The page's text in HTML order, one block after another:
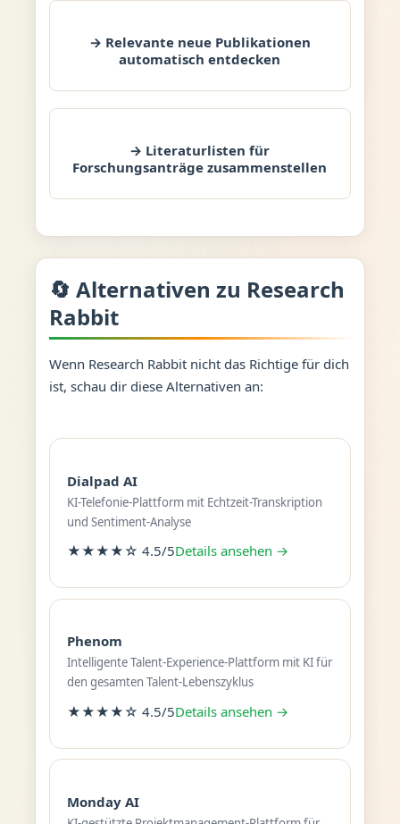
→ Relevante neue Publikationen
automatisch entdecken
→ Literaturlisten für
Forschungsanträge zusammenstellen
🔄 Alternativen zu Research
Rabbit
Wenn Research Rabbit nicht das Richtige für dich
ist, schau dir diese Alternativen an:
Dialpad AI
KI-Telefonie-Plattform mit Echtzeit-Transkription
und Sentiment-Analyse
★★★★☆ 4.5/5Details ansehen →
Phenom
Intelligente Talent-Experience-Plattform mit KI für
den gesamten Talent-Lebenszyklus
★★★★☆ 4.5/5Details ansehen →
Monday AI